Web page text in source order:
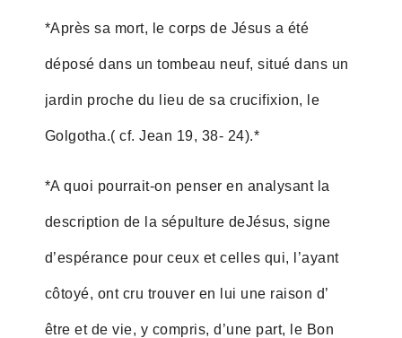
*Après sa mort, le corps de Jésus a été
déposé dans un tombeau neuf, situé dans un
jardin proche du lieu de sa crucifixion, le
Golgotha.( cf. Jean 19, 38- 24).*
*A quoi pourrait-on penser en analysant la
description de la sépulture deJésus, signe
d’espérance pour ceux et celles qui, l’ayant
côtoyé, ont cru trouver en lui une raison d’
être et de vie, y compris, d’une part, le Bon